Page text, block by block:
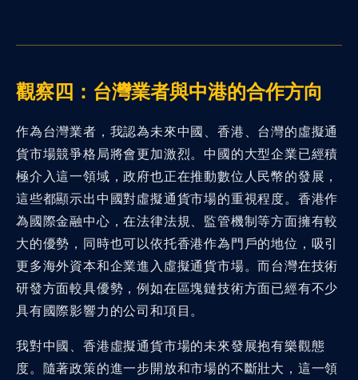
觀察四：台灣業者與中港的合作方向
作為台灣業者，我認為未來中國、香港、台灣的虛擬通
貨市場競爭格局將會更加激烈。中國的大型企業已經積
極介入這一領域，政府也正在推動數位人民幣的發展，
這些都顯示出中國對虛擬通貨市場的重視程度。香港作
為國際金融中心，在法律法規、監管機制等方面擁有較
大的優勢，同時也可以依托香港作為門戶的地位，吸引
更多海外資本和企業進入虛擬通貨市場。而台灣在技術
研發方面較具優勢，例如在區塊鏈技術方面已經有不少
具有國際影響力的公司和項目。
我對中國、香港虛擬通貨市場的未來發展抱有樂觀態
度。隨著政策的進一步開放和市場的不斷壯大，這一領